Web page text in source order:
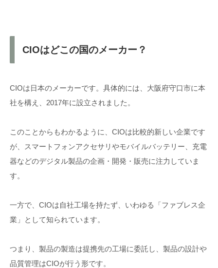
CIOはどこの国のメーカー？
CIOは日本のメーカーです。具体的には、大阪府守口市に本
社を構え、2017年に設立されました。
このことからもわかるように、CIOは比較的新しい企業です
が、スマートフォンアクセサリやモバイルバッテリー、充電
器などのデジタル製品の企画・開発・販売に注力していま
す。
一方で、CIOは自社工場を持たず、いわゆる「ファブレス企
業」として知られています。
つまり、製品の製造は提携先の工場に委託し、製品の設計や
品質管理はCIOが行う形です。